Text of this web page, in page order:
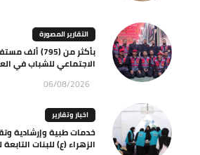
التقارير المصورة
بأكثر من
الاجتماعي للشباب في
06/08/2026
اخبار وتقارير
خدمات طبية وإرشادية
الزهراء (ع) للبنات